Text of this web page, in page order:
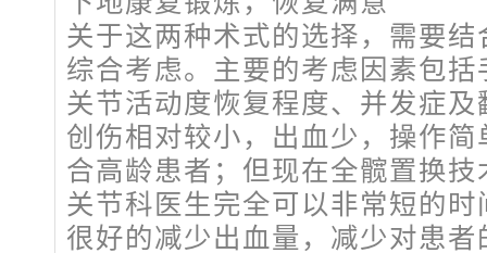
关于这两种术式的选择，需要
综合考虑。主要的考虑因素包
关节活动度恢复程度、并发症
创伤相对较小，出血少，操作
合高龄患者；但现在全髋置换
关节科医生完全可以非常短的
很好的减少出血量，减少对患